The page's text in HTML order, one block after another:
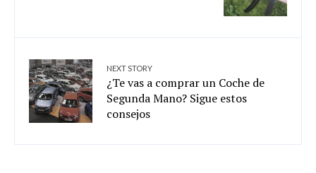
NEXT STORY
¿Te vas a comprar un Coche de
Segunda Mano? Sigue estos
consejos